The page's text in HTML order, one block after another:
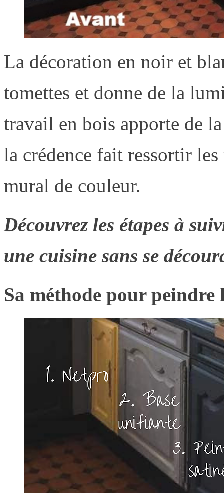
La décoration en noir et
tomettes et donne de la
travail en bois apporte de
la crédence fait ressortir
mural de couleur.
Découvrez les étapes à
une cuisine sans se
Sa méthode pour